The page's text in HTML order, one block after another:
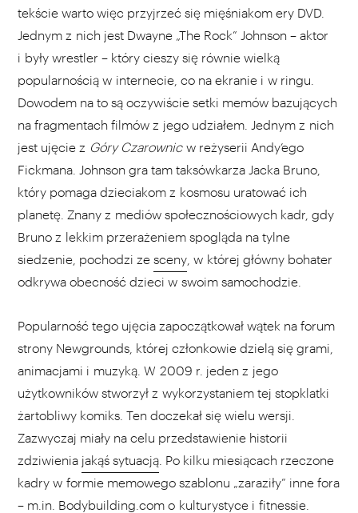
tekście warto więc przyjrzeć się mięśniakom ery DVD.
Jednym z nich jest Dwayne „The Rock” Johnson – aktor
i były wrestler – który cieszy się równie wielką
popularnością w internecie, co na ekranie i w ringu.
Dowodem na to są oczywiście setki memów bazujących
na fragmentach filmów z jego udziałem. Jednym z nich
jest ujęcie z Góry Czarownicw reżyserii Andy’ego
Fickmana. Johnson gra tam taksówkarza Jacka Bruno,
który pomaga dzieciakom z kosmosu uratować ich
planetę. Znany z mediów społecznościowych kadr, gdy
Bruno z lekkim przerażeniem spogląda na tylne
siedzenie, pochodzi ze sceny , w której główny bohater
odkrywa obecność dzieci w swoim samochodzie.
Popularność tego ujęcia zapoczątkował wątek na forum
strony Newgrounds, której członkowie dzielą się grami,
animacjami i muzyką. W 2009 r. jeden z jego
użytkowników stworzył z wykorzystaniem tej stopklatki
żartobliwy komiks. Ten doczekał się wielu wersji.
Zazwyczaj miały na celu przedstawienie historii
zdziwienia jakąś sytuacją . Po kilku miesiącach rzeczone
kadry w formie memowego szablonu „zaraziły” inne fora
– m.in. Bodybuilding.com o kulturystyce i fitnessie.